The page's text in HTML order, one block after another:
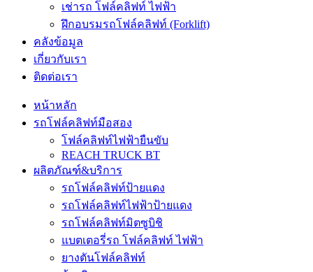
เช่ารถ โฟล์คลิฟท์ ไฟฟ้า
ฝึกอบรมรถโฟล์คลิฟท์ (Forklift)
คลังข้อมูล
เกี่ยวกับเรา
ติดต่อเรา
หน้าหลัก
รถโฟล์คลิฟท์มือสอง
โฟล์คลิฟท์ไฟฟ้ายืนขับ
REACH TRUCK BT
ผลิตภัณฑ์&บริการ
รถโฟล์คลิฟท์ป้ายแดง
รถโฟล์คลิฟท์ไฟฟ้าป้ายแดง
รถโฟล์คลิฟท์มิตซูบิชิ
แบตเตอรี่รถ โฟล์คลิฟท์ ไฟฟ้า
ยางตันโฟล์คลิฟท์